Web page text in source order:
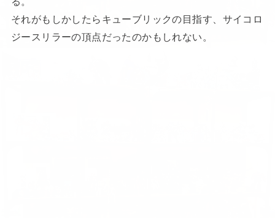
それがもしかしたらキューブリックの目指す、サイコロ
ジースリラーの頂点だったのかもしれない。